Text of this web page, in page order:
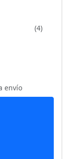
(4)
envío